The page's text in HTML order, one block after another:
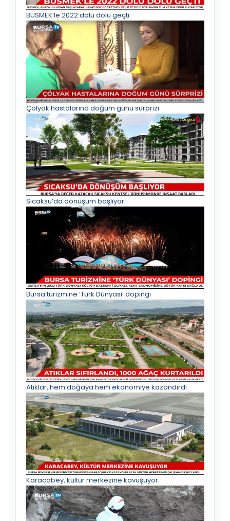
BUSMEK’le 2022 dolu dolu geçti
Çölyak hastalarına doğum günü sürprizi
Sıcaksu’da dönüşüm başlıyor
Bursa turizmine ‘Türk Dünyası’ dopingi
Atıklar, hem doğaya hem ekonomiye kazandırdı
Karacabey, kültür merkezine kavuşuyor